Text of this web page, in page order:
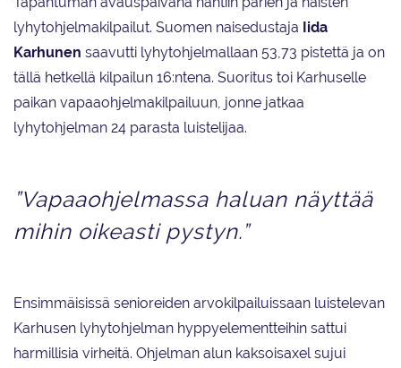
lyhytohjelmakilpailut. Suomen naisedustaja Iida
Karhunen saavutti lyhytohjelmallaan 53,73 pistettä ja on
tällä hetkellä kilpailun 16:ntena. Suoritus toi Karhuselle
paikan vapaaohjelmakilpailuun, jonne jatkaa
lyhytohjelman 24 parasta luistelijaa.
”Vapaaohjelmassa haluan näyttää
mihin oikeasti pystyn.”
Ensimmäisissä senioreiden arvokilpailuissaan luistelevan
Karhusen lyhytohjelman hyppyelementteihin sattui
harmillisia virheitä. Ohjelman alun kaksoisaxel sujui